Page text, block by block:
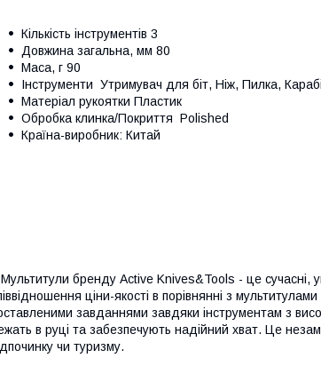
Кількість інструментів 3
Довжина загальна, мм 80
Маса, г 90
Інструменти Утримувач для біт, Ніж, Пилка,
Матеріал рукоятки Пластик
Обробка клинка/Покриття Polished
Країна-виробник: Китай
бренду Active Knives&Tools - це сучасні,
ціни-якості в порівнянні з
завданнями завдяки інструментам з
в руці та забезпечують надійний хват. Це
чи туризму.